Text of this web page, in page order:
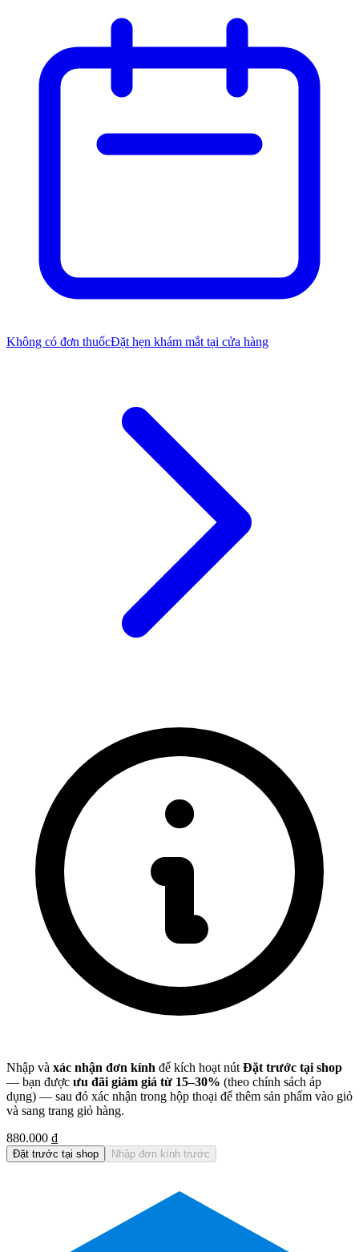
Không có đơn thuốcĐặt hẹn khám mắt tại cửa hàng
Nhập và xác nhận đơn kính để kích hoạt nútĐặt trước tại shop
— bạn được ưu đãi giảm giá từ 15–30% (theo chính sách áp
dụng) — sau đó xác nhận trong hộp thoại để thêm sản phẩm vào giỏ
và sang trang giỏ hàng.
880.000 ₫
Đặt trước tại shop Nhập đơn kính trước